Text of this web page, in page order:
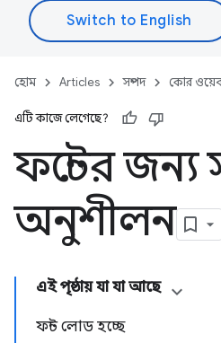
হোম Articles সম্পদ কোর
এটি কাজে লেগেছে?
ফন্টের জন্য
অনুশীলন
এই পৃষ্ঠায় যা যা আছে
ফন্ট লোড হচ্ছে